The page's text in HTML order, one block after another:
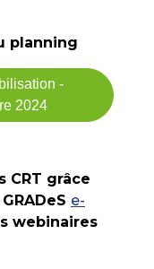
planning
-
2024
CRT grâce
e-
webinaires